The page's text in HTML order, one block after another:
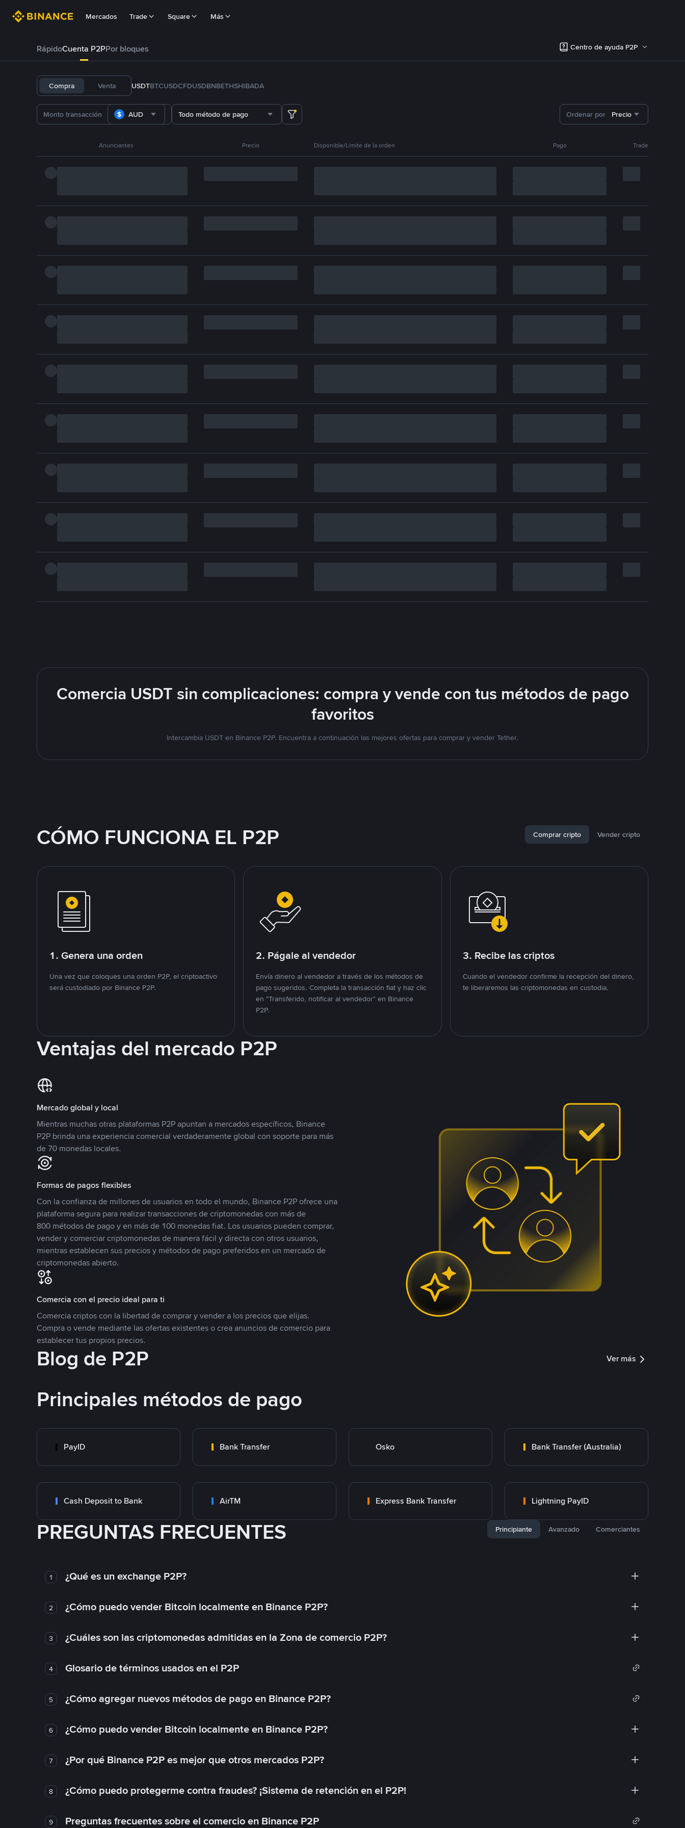
Mercados Trade Square Más
RápidoCuenta P2PPor bloques Centro de ayuda P2P
Compra Venta USDTBTCUSDCFDUSDBNBETHSHIBADA
AUD Todo método de pago Ordenar por Precio
Anunciantes Precio Disponible/Límite de la orden Pago Trade
Comercia USDT sin complicaciones: compra y vende con tus métodos de pago
favoritos
Intercambia USDT en Binance P2P. Encuentra a continuación las mejores ofertas para comprar y vender Tether.
CÓMO FUNCIONA EL P2P Comprar cripto Vender cripto
1. Genera una orden
Una vez que coloques una orden P2P, el criptoactivo
será custodiado por Binance P2P.
2. Págale al vendedor
Envía dinero al vendedor a través de los métodos de
pago sugeridos. Completa la transacción fiat y haz clic
en "Transferido, notificar al vendedor" en Binance
P2P.
3. Recibe las criptos
Cuando el vendedor confirme la recepción del dinero,
te liberaremos las criptomonedas en custodia.
Ventajas del mercado P2P
Mercado global y local
Mientras muchas otras plataformas P2P apuntan a mercados específicos, Binance
P2P brinda una experiencia comercial verdaderamente global con soporte para más
de 70 monedas locales.
Formas de pagos flexibles
Con la confianza de millones de usuarios en todo el mundo, Binance P2P ofrece una
plataforma segura para realizar transacciones de criptomonedas con más de
800 métodos de pago y en más de 100 monedas fiat. Los usuarios pueden comprar,
vender y comerciar criptomonedas de manera fácil y directa con otros usuarios,
mientras establecen sus precios y métodos de pago preferidos en un mercado de
criptomonedas abierto.
Comercia con el precio ideal para ti
Comercia criptos con la libertad de comprar y vender a los precios que elijas.
Compra o vende mediante las ofertas existentes o crea anuncios de comercio para
establecer tus propios precios.
Blog de P2P Ver más
Principales métodos de pago
PayID Bank Transfer Osko Bank Transfer (Australia)
Cash Deposit to Bank AirTM Express Bank Transfer Lightning PayID
PREGUNTAS FRECUENTES Principiante Avanzado Comerciantes
1 ¿Qué es un exchange P2P?
2 ¿Cómo puedo vender Bitcoin localmente en Binance P2P?
3 ¿Cuáles son las criptomonedas admitidas en la Zona de comercio P2P?
4 Glosario de términos usados en el P2P
5 ¿Cómo agregar nuevos métodos de pago en Binance P2P?
6 ¿Cómo puedo vender Bitcoin localmente en Binance P2P?
7 ¿Por qué Binance P2P es mejor que otros mercados P2P?
8 ¿Cómo puedo protegerme contra fraudes? ¡Sistema de retención en el P2P!
9 Preguntas frecuentes sobre el comercio en Binance P2P